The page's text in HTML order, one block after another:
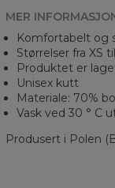
MER
Komfortabelt og
Størrelser fra XS
Produktet er
Unisex kutt
Materiale: 70%
Vask ved 30 ° C
Produsert i Polen